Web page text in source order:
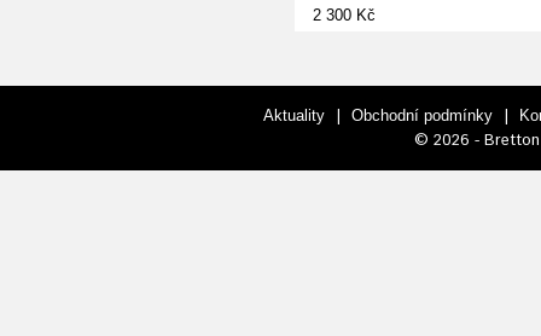
2 300 Kč
Aktuality | Obchodní podmínky |
© 2026 - Bretton